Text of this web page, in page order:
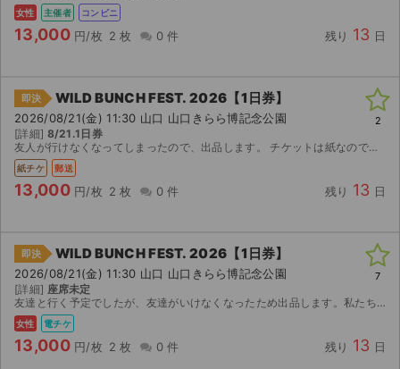
女性 主催者 コンビニ
13,000 円/枚 2 枚 0 件 残り 13 日
即決 WILD BUNCH FEST. 2026【1日券】
2026/08/21(金) 11:30 山口 山口きらら博記念公園
[詳細] 8/21.1日券
友人が行けなくなってしまったので、出品します。 チケットは紙なので郵送でお送りします。 ご検討よろしくお願いします（泣）
紙チケ 郵送
13,000 円/枚 2 枚 0 件 残り 13 日
2
即決 WILD BUNCH FEST. 2026【1日券】
2026/08/21(金) 11:30 山口 山口きらら博記念公園
[詳細] 座席未定
友達と行く予定でしたが、友達がいけなくなったため出品します。私たちの分まで思いっきり楽しんできてください。
女性 電チケ
13,000 円/枚 2 枚 0 件 残り 13 日
7